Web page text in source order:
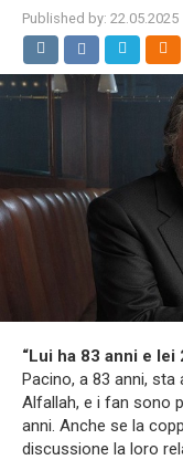
Published by: 22.05.2025
“Lui ha 83 anni e lei
Pacino, a 83 anni,
Alfallah, e i fan sono
anni. Anche se la
discussione la loro